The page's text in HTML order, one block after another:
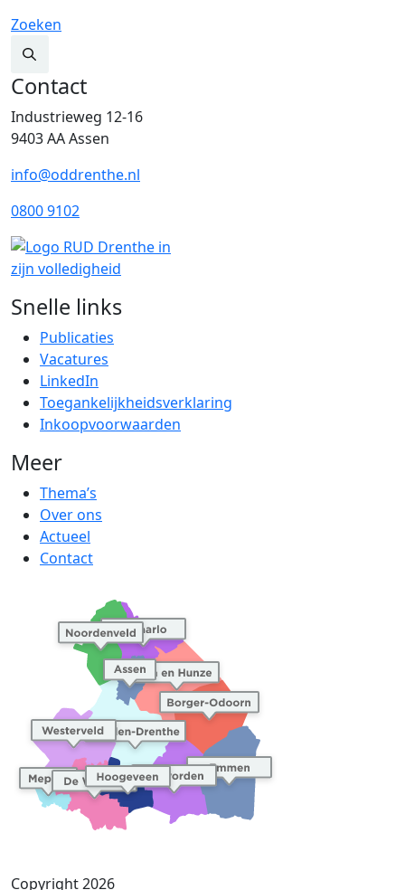
Zoeken
Contact
Industrieweg 12-16
9403 AA Assen
info@oddrenthe.nl
0800 9102
Snelle links
Publicaties
Vacatures
LinkedIn
Toegankelijkheidsverklaring
Inkoopvoorwaarden
Meer
Thema’s
Over ons
Actueel
Contact
Copyright 2026